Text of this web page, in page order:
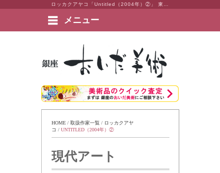
メニュー
絵画など美術品の販売と買取 | 東京・銀座 おいだ美術
HOME / 取扱作家一覧 / ロッカクアヤ
コ / UNTITLED（2004年）②
現代アート